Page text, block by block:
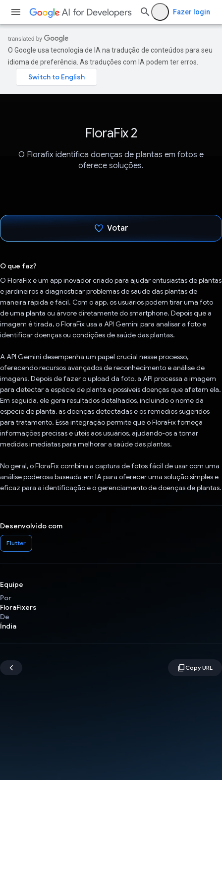
Fazer login
O Google usa tecnologia de IA na tradução de conteúdos para seu
idioma de preferência. As traduções com IA podem ter erros.
FloraFix 2
O Florafix identifica doenças de plantas em fotos e
oferece soluções.
Votar
O que faz?
O FloraFix é um app inovador criado para ajudar entusiastas de plantas
e jardineiros a diagnosticar problemas de saúde das plantas de
maneira rápida e fácil. Com o app, os usuários podem tirar uma foto
de uma planta ou árvore diretamente do smartphone. Depois que a
imagem é tirada, o FloraFix usa a API Gemini para analisar a foto e
identificar doenças ou condições de saúde das plantas.
A API Gemini desempenha um papel crucial nesse processo,
oferecendo recursos avançados de reconhecimento e análise de
imagens. Depois de fazer o upload da foto, a API processa a imagem
para detectar a espécie de planta e possíveis doenças que afetam ela.
Em seguida, ele gera resultados detalhados, incluindo o nome da
espécie de planta, as doenças detectadas e os remédios sugeridos
para tratamento. Essa integração permite que o FloraFix forneça
informações precisas e úteis aos usuários, ajudando-os a tomar
medidas imediatas para melhorar a saúde das plantas.
No geral, o FloraFix combina a captura de fotos fácil de usar com uma
análise poderosa baseada em IA para oferecer uma solução simples e
eficaz para a identificação e o gerenciamento de doenças de plantas.
Desenvolvido com
Flutter
Equipe
Por
FloraFixers
De
Índia